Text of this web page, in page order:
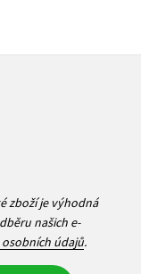
zboží je výhodná
našich e-
údajů.